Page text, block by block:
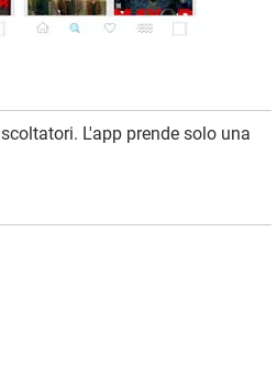
L'app prende solo una